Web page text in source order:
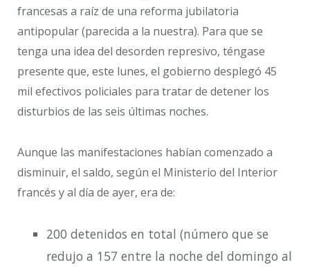
francesas a raíz de una reforma jubilatoria
antipopular (parecida a la nuestra). Para que se
tenga una idea del desorden represivo, téngase
presente que, este lunes, el gobierno desplegó 45
mil efectivos policiales para tratar de detener los
disturbios de las seis últimas noches.
Aunque las manifestaciones habían comenzado a
disminuir, el saldo, según el Ministerio del Interior
francés y al día de ayer, era de:
200 detenidos en total (número que se
redujo a 157 entre la noche del domingo al